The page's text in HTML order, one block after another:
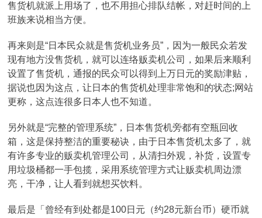
售货机就派上用场了，也不用担心排队结帐，对赶时间的上
班族来说相当方便。
再来则是“日本民众就是售货机业务员”，因为一般民众若发
现有地方没售货机，就可以连络贩卖机公司，如果后来顺利
设置了售货机，通报的民众可以得到上万日元的奖励津贴，
据说也因为这点，让日本的售货机处理非常饱和的状态;网站
更称，这点连很多日本人也不知道。
另外就是“完整的管理系统”，日本售货机旁都有空瓶回收
箱，这是保持整洁的重要秘诀，由于日本售货机太多了，就
有许多专业的贩卖机管理公司，从清扫外观，补货，设置专
用垃圾桶都一手包揽，采用系统管理方式让贩卖机周边漂
亮，干净，让人看到就想买饮料。
最后是「曾经有到处都是100日元（约28元新台币）硬币就